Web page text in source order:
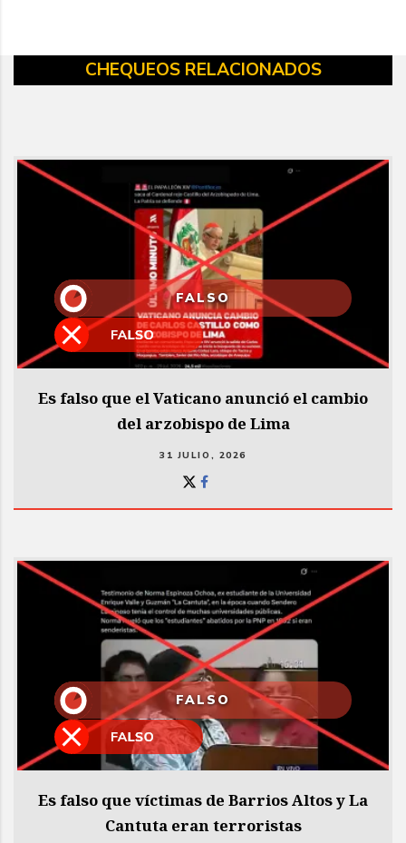
CHEQUEOS RELACIONADOS
FALSO
Es falso que el Vaticano anunció el cambio
del arzobispo de Lima
31 JULIO, 2026
FALSO
Es falso que víctimas de Barrios Altos y La
Cantuta eran terroristas